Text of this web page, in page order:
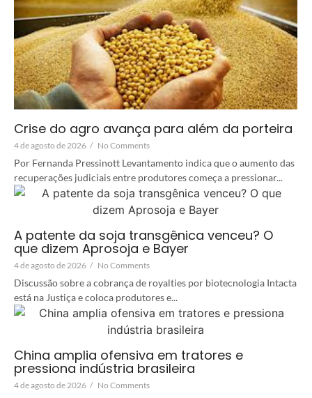
Crise do agro avança para além da porteira
4 de agosto de 2026 / No Comments
Por Fernanda Pressinott Levantamento indica que o aumento das
recuperações judiciais entre produtores começa a pressionar...
A patente da soja transgênica venceu? O
que dizem Aprosoja e Bayer
4 de agosto de 2026 / No Comments
Discussão sobre a cobrança de royalties por biotecnologia Intacta
está na Justiça e coloca produtores e...
China amplia ofensiva em tratores e
pressiona indústria brasileira
4 de agosto de 2026 / No Comments